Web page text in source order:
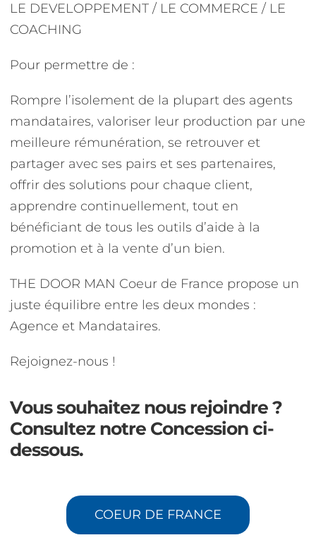
LE DEVELOPPEMENT / LE COMMERCE / LE
COACHING
Pour permettre de :
Rompre l’isolement de la plupart des agents
mandataires, valoriser leur production par une
meilleure rémunération, se retrouver et
partager avec ses pairs et ses partenaires,
offrir des solutions pour chaque client,
apprendre continuellement, tout en
bénéficiant de tous les outils d’aide à la
promotion et à la vente d’un bien.
THE DOOR MAN Coeur de France propose un
juste équilibre entre les deux mondes :
Agence et Mandataires.
Rejoignez-nous !
Vous souhaitez nous rejoindre ?
Consultez notre Concession ci-
dessous.
COEUR DE FRANCE